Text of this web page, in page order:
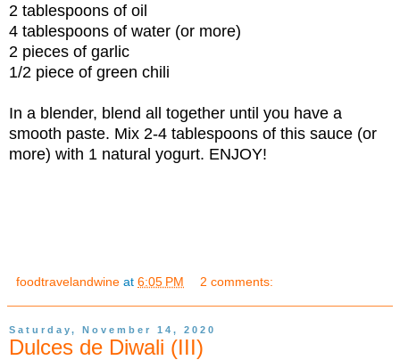
2 tablespoons of oil
4 tablespoons of water (or more)
2 pieces of garlic
1/2 piece of green chili
In a blender, blend all together until you have a
smooth paste. Mix 2-4 tablespoons of this sauce (or
more) with 1 natural yogurt. ENJOY!
foodtravelandwine at 6:05 PM 2 comments:
Saturday, November 14, 2020
Dulces de Diwali (III)